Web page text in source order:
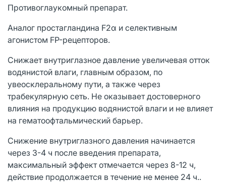
Противоглаукомный препарат.
Аналог простагландина F2α и селективным
агонистом FP-рецепторов.
Снижает внутриглазное давление увеличевая отток
водянистой влаги, главным образом, по
увеосклеральному пути, а также через
трабекулярную сеть. Не оказывает достоверного
влияния на продукцию водянистой влаги и не влияет
на гематоофтальмический барьер.
Снижение внутриглазного давления начинается
через 3-4 ч после введения препарата,
максимальный эффект отмечается через 8-12 ч,
действие продолжается в течение не менее 24 ч..